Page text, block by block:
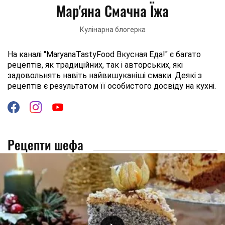
Мар'яна Смачна Їжа
Кулінарна блогерка
На каналі "MaryanaTastyFood Вкусная Еда!" є багато
рецептів, як традиційних, так і авторських, які
задовольнять навіть найвишуканіші смаки. Деякі з
рецептів є результатом її особистого досвіду на кухні.
Рецепти шефа